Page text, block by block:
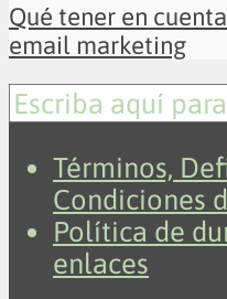
Qué tener en
email marketing
Términos,
Condiciones
Política de
enlaces